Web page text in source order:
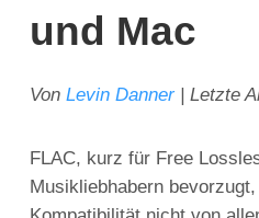
und Mac
Von Levin Danner| Letzte
FLAC, kurz für Free
Musikliebhabern